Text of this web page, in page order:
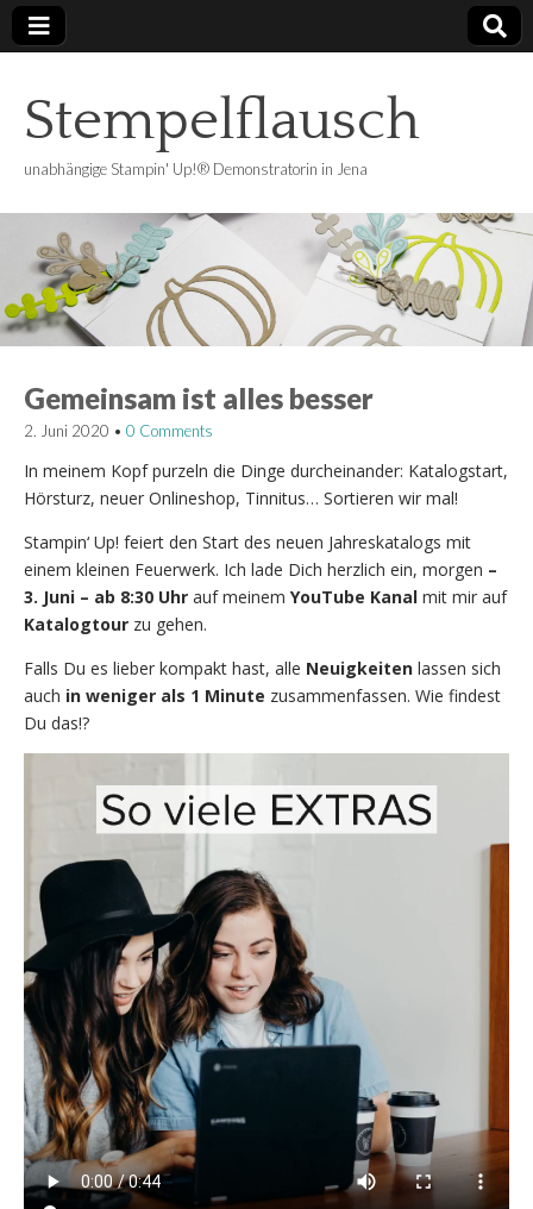
Stempelflausch
unabhängige Stampin' Up!® Demonstratorin in Jena
Gemeinsam ist alles besser
2. Juni 2020 • 0 Comments
In meinem Kopf purzeln die Dinge durcheinander: Katalogstart,
Hörsturz, neuer Onlineshop, Tinnitus… Sortieren wir mal!
Stampin‘ Up! feiert den Start des neuen Jahreskatalogs mit
einem kleinen Feuerwerk. Ich lade Dich herzlich ein, morgen –
3. Juni – ab 8:30 Uhr auf meinem YouTube Kanal mit mir auf
Katalogtour zu gehen.
Falls Du es lieber kompakt hast, alle Neuigkeiten lassen sich
auch in weniger als 1 Minute zusammenfassen. Wie findest
Du das!?